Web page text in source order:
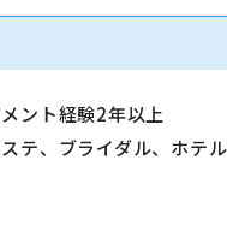
「売上管理」「商品管
ント経験2年以上
テ、ブライダル、ホ